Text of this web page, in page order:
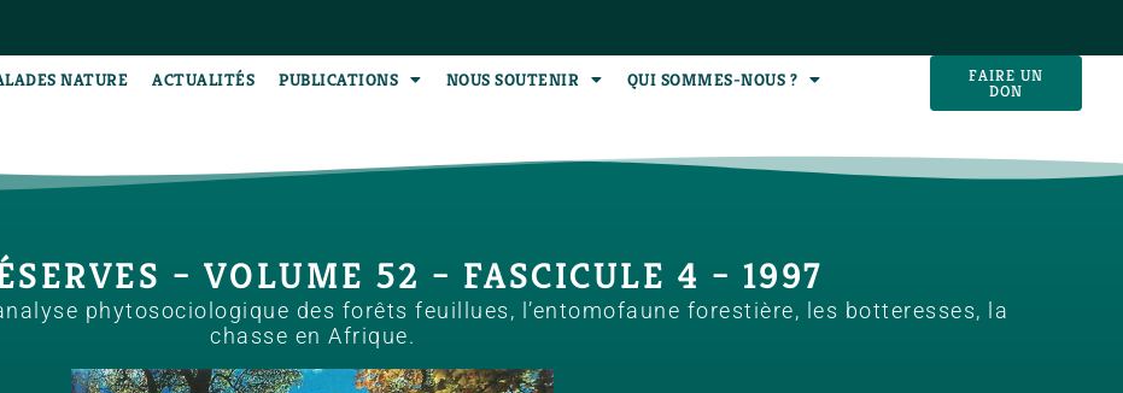
NATURE ACTUALITÉS PUBLICATIONS NOUS SOUTENIR QUI SOMMES-NOUS ? FAIRE UN
DON
– VOLUME 52 – FASCICULE 4 – 1997
phytosociologique des forêts feuillues, l’entomofaune forestière, les botteresses, la
chasse en Afrique.